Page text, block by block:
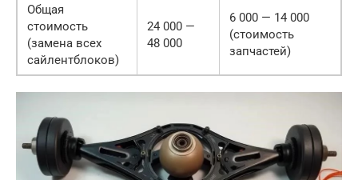
Общая
стоимость
(замена всех
сайлентблоков)
24 000 —
48 000
6 000 — 14 000
(стоимость
запчастей)